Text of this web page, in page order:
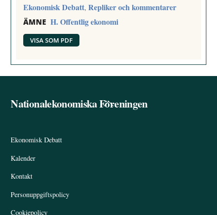
Ekonomisk Debatt,Repliker och kommentarer
ÄMNE H. Offentlig ekonomi
VISA SOM PDF
Back
Nationalekonomiska Föreningen
Ekonomisk Debatt
Kalender
Kontakt
Personuppgiftspolicy
Cookiepolicy